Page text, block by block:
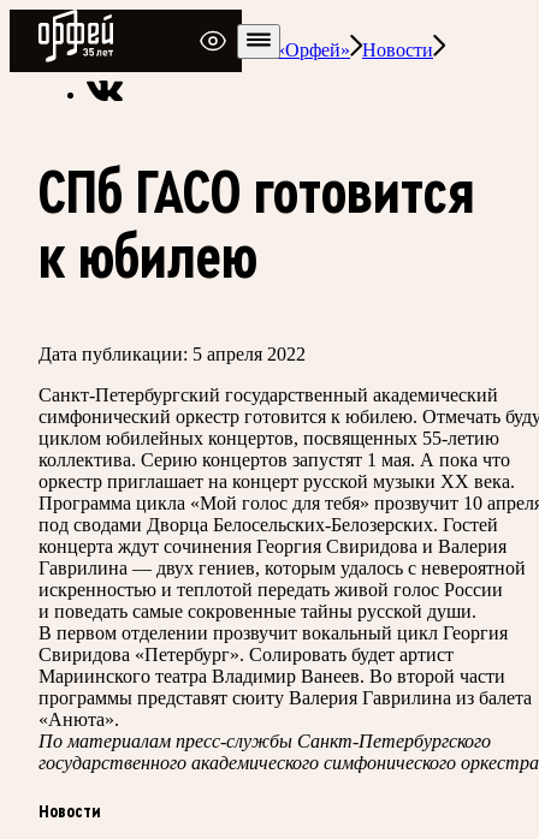
Радио Орфей
Радио классической музыки «Орфей»
Новости
СПб ГАСО готовится
к юбилею
Дата публикации: 5 апреля 2022
Санкт-Петербургский государственный академический
симфонический оркестр готовится к юбилею. Отмечать
циклом юбилейных концертов, посвященных 55-летию
коллектива. Серию концертов запустят 1 мая. А пока что
оркестр приглашает на концерт русской музыки ХХ века.
Программа цикла «Мой голос для тебя» прозвучит 10
под сводами Дворца Белосельских-Белозерских. Гостей
концерта ждут сочинения Георгия Свиридова и Валерия
Гаврилина — двух гениев, которым удалось с невероятной
искренностью и теплотой передать живой голос России
и поведать самые сокровенные тайны русской души.
В первом отделении прозвучит вокальный цикл Георгия
Свиридова «Петербург». Солировать будет артист
Мариинского театра Владимир Ванеев. Во второй части
программы представят сюиту Валерия Гаврилина из балета
«Анюта».
По материалам пресс-службы Санкт-Петербургского
государственного академического симфонического оркестра
Новости